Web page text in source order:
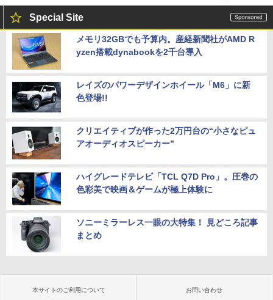
Special Site
メモリ32GBでも予算内。産経新聞社がAMD R
yzen搭載dynabookを2千台導入
レイズのパワーデザインホイール「M6」に新
色登場!!
クリエイティブが作った2万円台の“小さなピュ
アオーディオスピーカー”
ハイグレードテレビ「TCL Q7D Pro」。圧巻の
色彩美で映画＆ゲームが極上体験に
ソニーミラーレス一眼の大特集！ 見どころ記事
まとめ
本サイトのご利用について お問い合わせ